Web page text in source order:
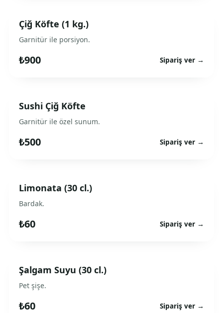
Çiğ Köfte (1 kg.)
Garnitür ile porsiyon.
₺900 Sipariş ver →
Sushi Çiğ Köfte
Garnitür ile özel sunum.
₺500 Sipariş ver →
Limonata (30 cl.)
Bardak.
₺60 Sipariş ver →
Şalgam Suyu (30 cl.)
Pet şişe.
₺60 Sipariş ver →